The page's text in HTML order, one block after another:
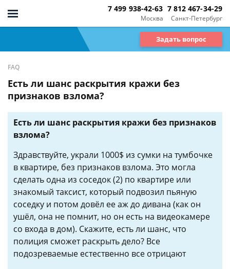
Москва
7 499 938-42-63
Санкт-Петербург
7 812 467-34-29
Задать вопрос
FAQ
Есть ли шанс раскрытия кражи без
признаков взлома?
Есть ли шанс раскрытия кражи без признаков
взлома?
Здравствуйте, украли 1000$ из сумки на тумбочке
в квартире, без признаков взлома. Это могла
сделать одна из соседок (2) по квартире или
знакомый таксист, который подвозил пьяную
соседку и потом довёл ее аж до дивана (как он
ушёл, она не помнит, но он есть на видеокамере
со входа в дом). Скажите, есть ли шанс, что
полиция сможет раскрыть дело? Все
подозреваемые естественно все отрицают